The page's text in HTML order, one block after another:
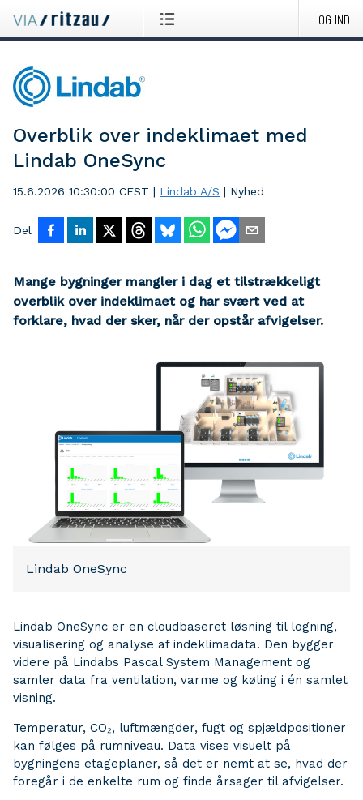
LOG IND
Overblik over indeklimaet med
Lindab OneSync
15.6.2026 10:30:00 CEST | Lindab A/S | Nyhed
Del
Mange bygninger mangler i dag et tilstrækkeligt
overblik over indeklimaet og har svært ved at
forklare, hvad der sker, når der opstår afvigelser.
Lindab OneSync
Lindab OneSync er en cloudbaseret løsning til logning,
visualisering og analyse af indeklimadata. Den bygger
videre på Lindabs Pascal System Management og
samler data fra ventilation, varme og køling i én samlet
visning.
Temperatur, CO₂, luftmængder, fugt og spjældpositioner
kan følges på rumniveau. Data vises visuelt på
bygningens etageplaner, så det er nemt at se, hvad der
foregår i de enkelte rum og finde årsager til afvigelser.